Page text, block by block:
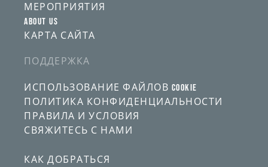
МЕРОПРИЯТИЯ
ABOUT US
КАРТА САЙТА
ПОДДЕРЖКА
ИСПОЛЬЗОВАНИЕ ФАЙЛОВ COOKIE
ПОЛИТИКА КОНФИДЕНЦИАЛЬНОСТИ
ПРАВИЛА И УСЛОВИЯ
СВЯЖИТЕСЬ С НАМИ
КАК ДОБРАТЬСЯ